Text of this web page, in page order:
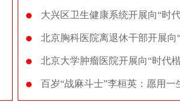
大兴区卫生健康系统开展向“时
北京胸科医院离退休干部开展向
北京大学肿瘤医院开展向“时代
百岁“战麻斗士”李桓英：愿用